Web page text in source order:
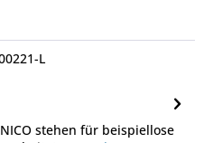
L
stehen für beispiellose